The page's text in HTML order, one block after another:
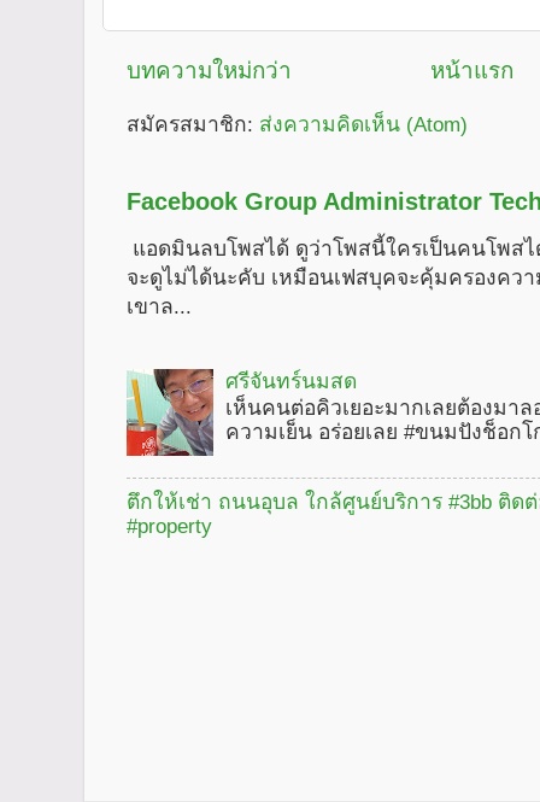
บทความใหม่กว่า หน้าแรก
สมัครสมาชิก: ส่งความคิดเห็น (Atom)
Facebook Group Administrator
แอดมินลบโพสได้ ดูว่าโพสนี้ใครเป็นคนโพส
จะดูไม่ได้นะคับ เหมือนเฟสบุคจะคุ้มครองคว
เขาล...
ศรีจันทร์นมสด
เห็นคนต่อคิวเยอะมากเลยต้องมา
ความเย็น อร่อยเลย #ขนมปังช็อก
ตึกให้เช่า ถนนอุบล ใกล้ศูนย์บริการ #3bb ติดต่
#property